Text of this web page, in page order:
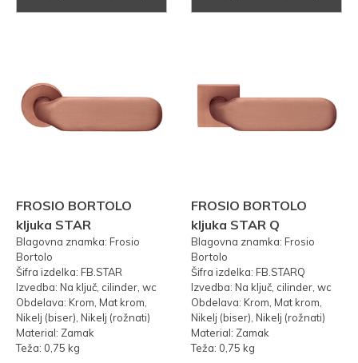
FROSIO BORTOLO
kljuka STAR
Blagovna znamka: Frosio
Bortolo
Šifra izdelka: FB.STAR
Izvedba: Na ključ, cilinder, wc
Obdelava: Krom, Mat krom,
Nikelj (biser), Nikelj (rožnati)
Material: Zamak
Teža: 0,75 kg
FROSIO BORTOLO
kljuka STAR Q
Blagovna znamka: Frosio
Bortolo
Šifra izdelka: FB.STARQ
Izvedba: Na ključ, cilinder, wc
Obdelava: Krom, Mat krom,
Nikelj (biser), Nikelj (rožnati)
Material: Zamak
Teža: 0,75 kg